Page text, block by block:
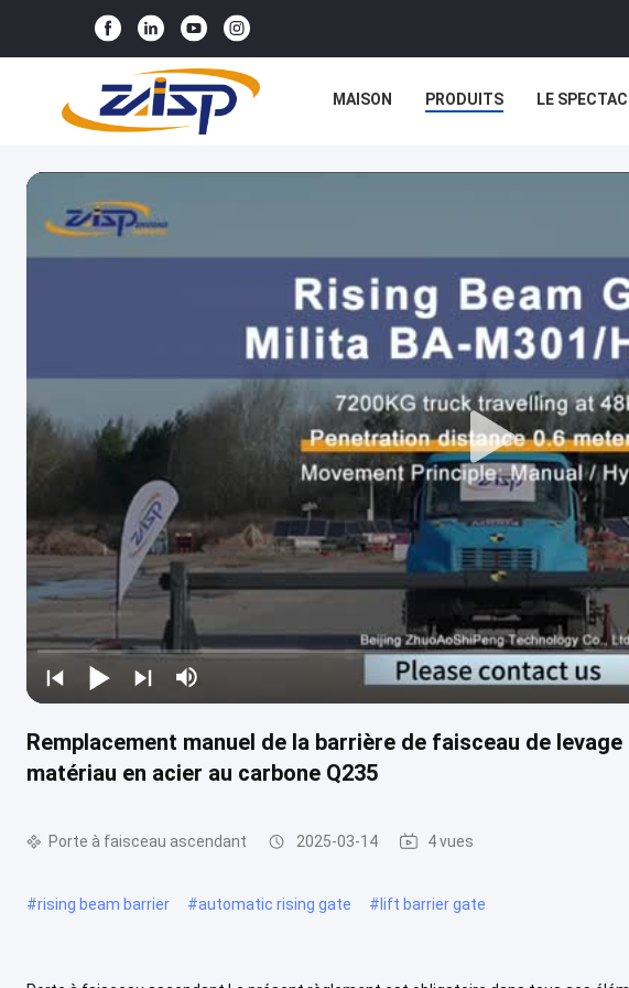
MAISON PRODUITS LE
Remplacement manuel de la barrière de faisceau de
matériau en acier au carbone Q235
Porte à faisceau ascendant 2025-03-14 4 vues
#rising beam barrier #automatic rising gate #lift barrier gate